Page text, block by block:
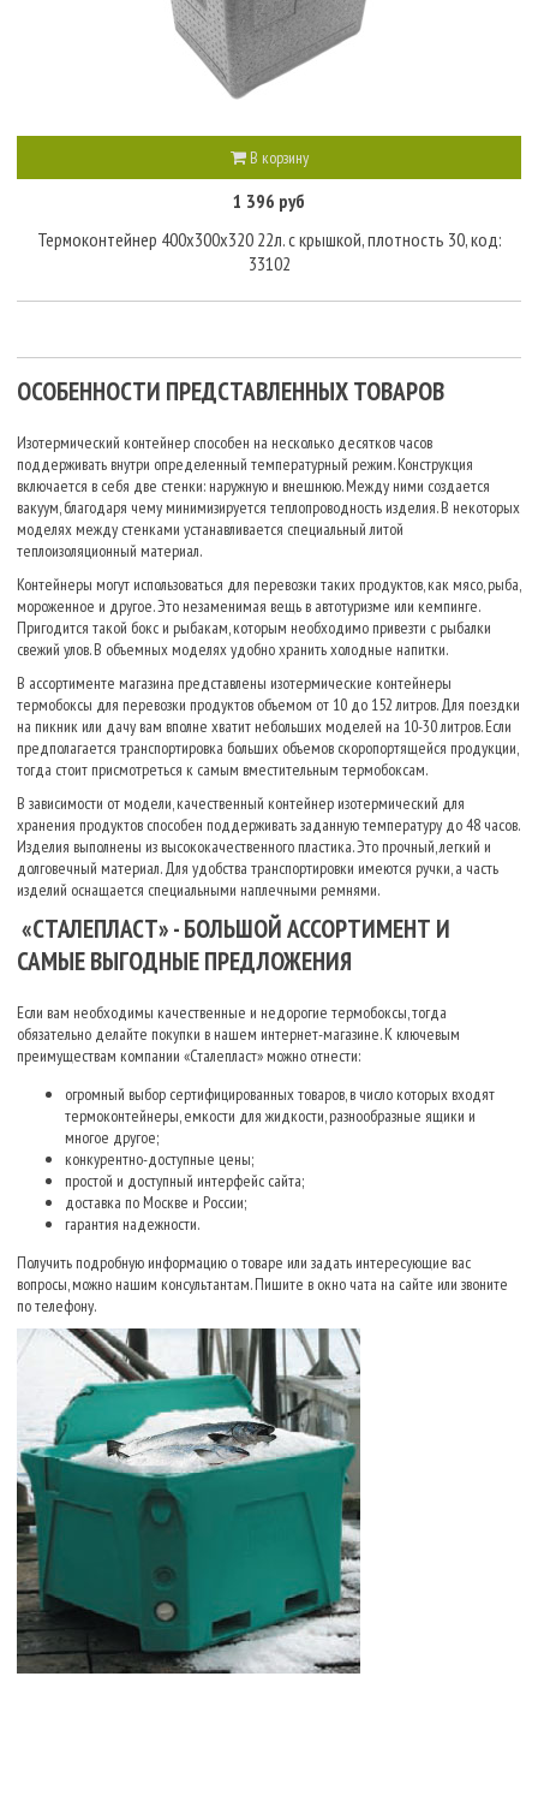
В корзину
1 396 руб
Термоконтейнер 400х300х320 22л. с крышкой, плотность 30, код:
33102
ОСОБЕННОСТИ ПРЕДСТАВЛЕННЫХ ТОВАРОВ
Изотермический контейнер способен на несколько десятков часов
поддерживать внутри определенный температурный режим. Конструкция
включается в себя две стенки: наружную и внешнюю. Между ними создается
вакуум, благодаря чему минимизируется теплопроводность изделия. В некоторых
моделях между стенками устанавливается специальный литой
теплоизоляционный материал.
Контейнеры могут использоваться для перевозки таких продуктов, как мясо, рыба,
мороженное и другое. Это незаменимая вещь в автотуризме или кемпинге.
Пригодится такой бокс и рыбакам, которым необходимо привезти с рыбалки
свежий улов. В объемных моделях удобно хранить холодные напитки.
В ассортименте магазина представлены изотермические контейнеры
термобоксы для перевозки продуктов объемом от 10 до 152 литров. Для поездки
на пикник или дачу вам вполне хватит небольших моделей на 10-30 литров. Если
предполагается транспортировка больших объемов скоропортящейся продукции,
тогда стоит присмотреться к самым вместительным термобоксам.
В зависимости от модели, качественный контейнер изотермический для
хранения продуктов способен поддерживать заданную температуру до 48 часов.
Изделия выполнены из высококачественного пластика. Это прочный, легкий и
долговечный материал. Для удобства транспортировки имеются ручки, а часть
изделий оснащается специальными наплечными ремнями.
«СТАЛЕПЛАСТ» - БОЛЬШОЙ АССОРТИМЕНТ И
САМЫЕ ВЫГОДНЫЕ ПРЕДЛОЖЕНИЯ
Если вам необходимы качественные и недорогие термобоксы, тогда
обязательно делайте покупки в нашем интернет-магазине. К ключевым
преимуществам компании «Сталепласт» можно отнести:
огромный выбор сертифицированных товаров, в число которых входят
термоконтейнеры, емкости для жидкости, разнообразные ящики и
многое другое;
конкурентно-доступные цены;
простой и доступный интерфейс сайта;
доставка по Москве и России;
гарантия надежности.
Получить подробную информацию о товаре или задать интересующие вас
вопросы, можно нашим консультантам. Пишите в окно чата на сайте или звоните
по телефону.